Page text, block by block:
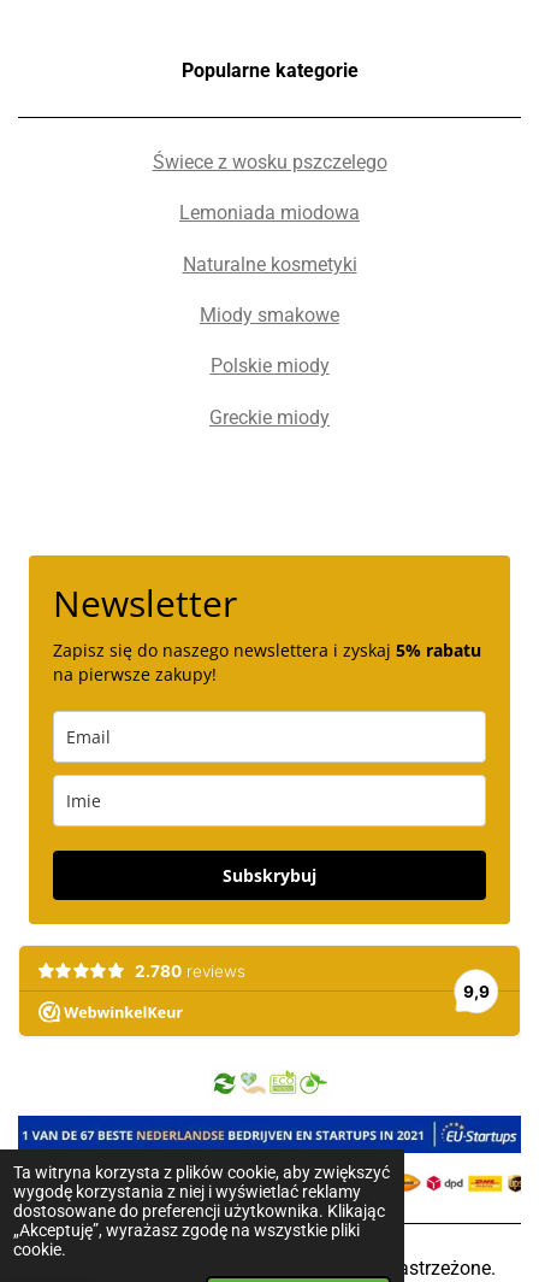
Ta witryna korzysta z plików cookie, aby zwiększyć
wygodę korzystania z niej i wyświetlać reklamy
dostosowane do preferencji użytkownika. Klikając
„Akceptuję”, wyrażasz zgodę na wszystkie pliki
cookie.
Popularne kategorie
Świece z wosku pszczelego
Lemoniada miodowa
Naturalne kosmetyki
Miody smakowe
Polskie miody
Greckie miody
Newsletter
Zapisz się do naszego newslettera i zyskaj 5% rabatu
na pierwsze zakupy!
Subskrybuj
2018-2025 © Pure Honey. Wszystkie prawa zastrzeżone.